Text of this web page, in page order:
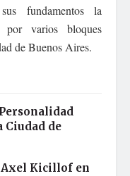
fundamentos la
por varios bloques
de Buenos Aires.
Ciudad de
Kicillof en